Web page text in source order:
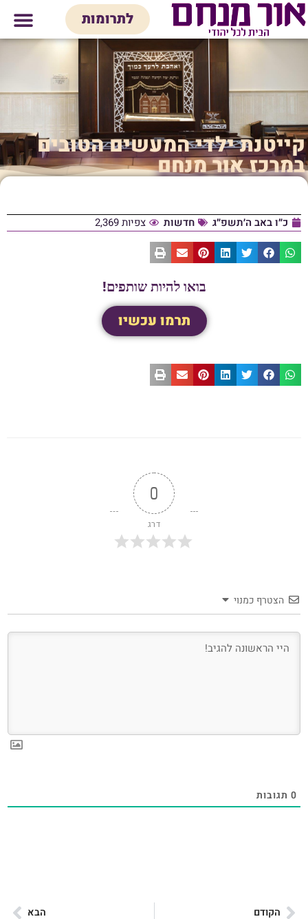
לתוכן
לתרומות
קייטנת ילדי המעשים הטובים
במרכז אור מנחם
כ״ו באב ה׳תשפ״ג חדשות צפיות 2,369
בואו להיות שותפים!
תרמו עכשיו
0
דרג
הצטרף כמנוי
0 תגובות
הקודם הבא